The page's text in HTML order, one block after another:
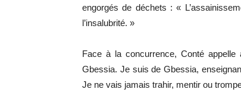
engorgés de déchets : «
l’insalubrité. »
Face à la concurrence, Conté
Gbessia. Je suis de Gbessia,
Je ne vais jamais trahir, mentir ou